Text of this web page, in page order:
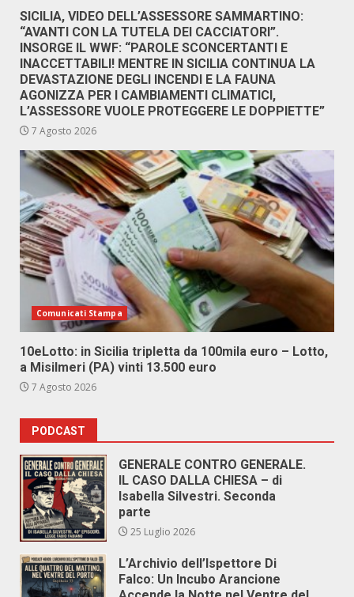
SICILIA, VIDEO DELL’ASSESSORE SAMMARTINO:
“AVANTI CON LA TUTELA DEI CACCIATORI”.
INSORGE IL WWF: “PAROLE SCONCERTANTI E
INACCETTABILI! MENTRE IN SICILIA CONTINUA LA
DEVASTAZIONE DEGLI INCENDI E LA FAUNA
AGONIZZA PER I CAMBIAMENTI CLIMATICI,
L’ASSESSORE VUOLE PROTEGGERE LE DOPPIETTE”
7 Agosto 2026
Comunicati Stampa
10eLotto: in Sicilia tripletta da 100mila euro – Lotto,
a Misilmeri (PA) vinti 13.500 euro
7 Agosto 2026
PODCAST
GENERALE CONTRO GENERALE.
IL CASO DALLA CHIESA – di
Isabella Silvestri. Seconda
parte
25 Luglio 2026
L’Archivio dell’Ispettore Di
Falco: Un Incubo Arancione